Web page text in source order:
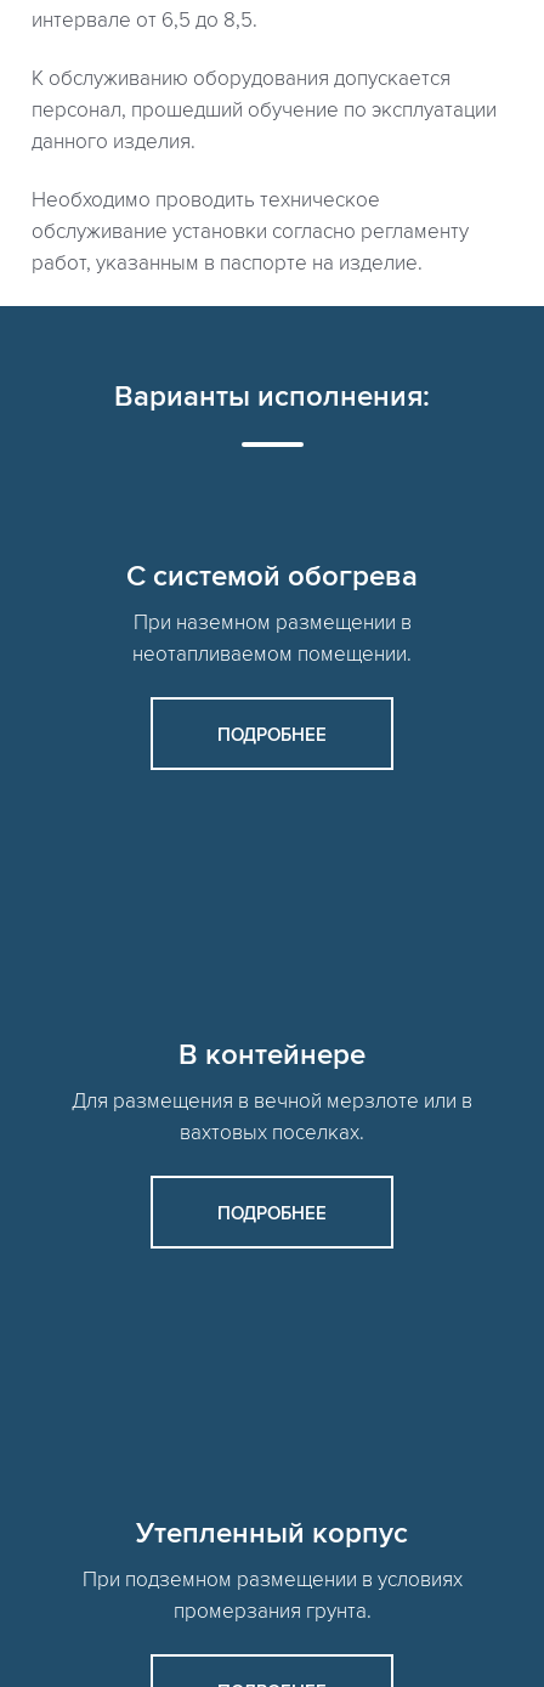
интервале от 6,5 до 8,5.
К обслуживанию оборудования допускается
персонал, прошедший обучение по эксплуатации
данного изделия.
Необходимо проводить техническое
обслуживание установки согласно регламенту
работ, указанным в паспорте на изделие.
Варианты исполнения:
C системой обогрева
При наземном размещении в
неотапливаемом помещении.
ПОДРОБНЕЕ
В контейнере
Для размещения в вечной мерзлоте или в
вахтовых поселках.
ПОДРОБНЕЕ
Утепленный корпус
При подземном размещении в условиях
промерзания грунта.